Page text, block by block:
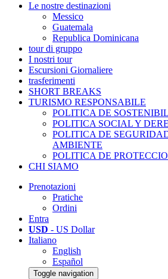
Le nostre destinazioni
Messico
Guatemala
Republica Dominicana
tour di gruppo
I nostri tour
Escursioni Giornaliere
trasferimenti
SHORT BREAKS
TURISMO RESPONSABILE
POLITICA DE
POLITICA SOCIAL Y
POLITICA DE
AMBIENTE
POLITICA DE
CHI SIAMO
Prenotazioni
Pratiche
Ordini
Entra
USD - US Dollar
Italiano
English
Español
Toggle navigation